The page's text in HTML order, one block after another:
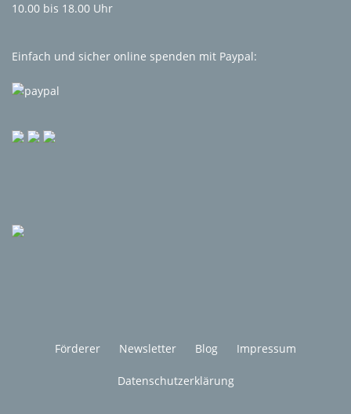
10.00 bis 18.00 Uhr
Einfach und sicher online spenden mit Paypal:
Förderer Newsletter Blog Impressum
Datenschutzerklärung